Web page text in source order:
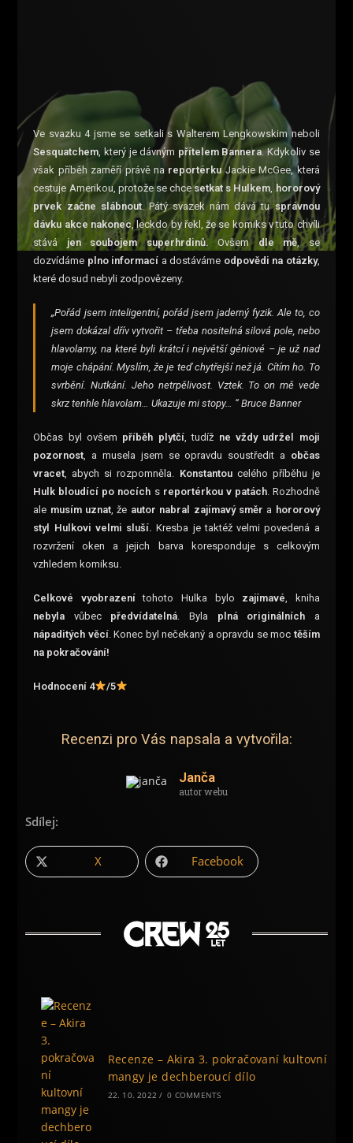
Ve svazku 4 jsme se setkali s Walterem Lengkowskim neboli
Sesquatchem , který je dávným přítelem Bannera. Kdykoliv se
však příběh zaměří právě na reportérkuJackie McGee, která
cestuje Amerikou, protože se chcesetkat s Hulkem hororový
prvek začne slábnout. Pátý svazek nám dává tusprávnou
dávku akce nakonec , leckdo by řekl, že se komiks v tuto chvíli
stává jen soubojem superhrdinů.Ovšem dle mě , se
dozvídáme plno informací a dostáváme odpovědi na otázky,
které dosud nebyli zodpovězeny.
„Pořád jsem inteligentní, pořád jsem jaderný fyzik. Ale to, co
jsem dokázal dřív vytvořit – třeba nositelná silová pole, nebo
hlavolamy, na které byli krátcí i největší géniové – je už nad
moje chápání. Myslím, že je teď chytřejší než já. Cítím ho. To
svrbění. Nutkání. Jeho netrpělivost. Vztek. To on mě vede
skrz tenhle hlavolam… Ukazuje mi stopy… “ Bruce Banner
Občas byl ovšem příběh plytčí, tudíž ne vždy udržel moji
pozornost , a musela jsem se opravdu soustředit a občas
vracet , abych si rozpomněla. Konstantoucelého příběhu je
Hulk bloudící po nocích s reportérkou v patách. Rozhodně
ale musím uznat , že autor nabral zajímavý směr a hororový
styl Hulkovi velmi sluší. Kresba je taktéž velmi povedená a
rozvržení oken a jejich barva koresponduje s celkovým
vzhledem komiksu.
Celkové vyobrazenítohoto Hulka bylo zajímavé , kniha
nebyla vůbec předvídatelná . Byla plná originálních a
nápaditých věcí. Konec byl nečekaný a opravdu se moc těším
na pokračování!
Hodnocení 4 /5
Recenzi pro Vás napsala a vytvořila:
Janča
autor webu
Sdílej:
X Facebook
Recenze – Akira 3. pokračovaní kultovní
mangy je dechberoucí dílo
22. 10. 2022 / 0 COMMENTS